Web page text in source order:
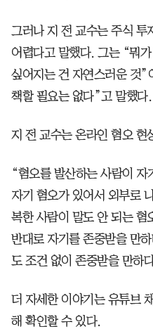
그러나 지 전 교수는 주식 투
어렵다고 말했다. 그는 “뭐
싶어지는 건 자연스러운 것”
책할 필요는 없다”고 말했다.
지 전 교수는 온라인 혐오 현
“혐오를 발산하는 사람이 자
자기 혐오가 있어서 외부로
복한 사람이 말도 안 되는 혐
반대로 자기를 존중받을 만
도 조건 없이 존중받을 만하
더 자세한 이야기는 유튜브
해 확인할 수 있다.